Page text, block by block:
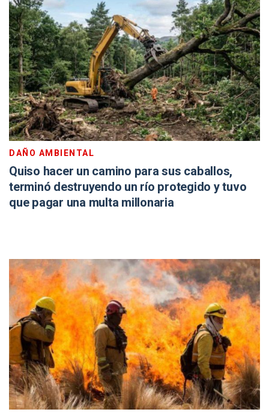
DAÑO AMBIENTAL
Quiso hacer un camino para sus caballos,
terminó destruyendo un río protegido y tuvo
que pagar una multa millonaria